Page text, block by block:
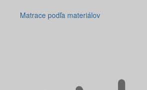
Matrace podľa materiálov